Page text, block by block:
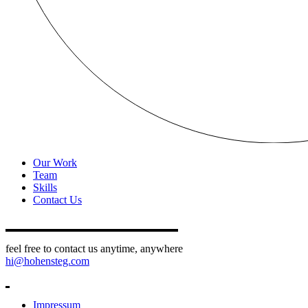
Our Work
Team
Skills
Contact Us
feel free to contact us anytime, anywhere
hi@hohensteg.com
Impressum